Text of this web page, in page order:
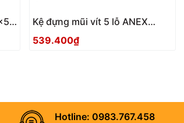
Kệ đựng mũi vít 5 lỗ ANEX
ABH-05
539.400₫
Hotline: 0983.767.458